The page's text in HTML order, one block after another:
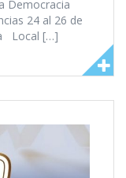
Democracia
24 al 26 de
Local […]